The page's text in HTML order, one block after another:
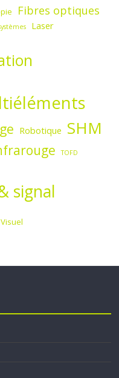
Fibres optiques
Laser
Robotique SHM
TOFD
signal
Visuel